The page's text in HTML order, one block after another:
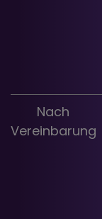
Nach
Vereinbarung